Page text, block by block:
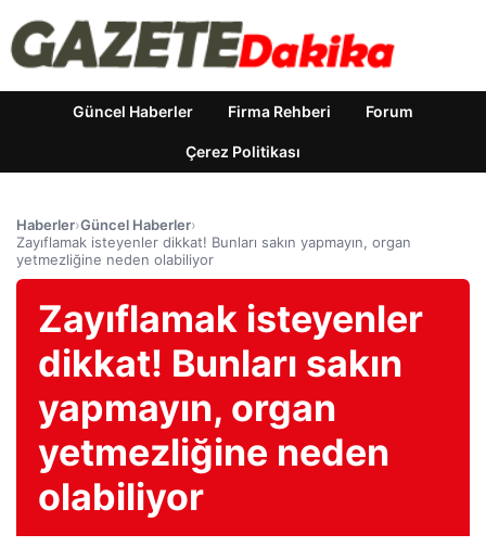
Güncel Haberler Firma Rehberi Forum
Çerez Politikası
Haberler›Güncel Haberler›
Zayıflamak isteyenler dikkat! Bunları sakın yapmayın, organ
yetmezliğine neden olabiliyor
Zayıflamak isteyenler
dikkat! Bunları sakın
yapmayın, organ
yetmezliğine neden
olabiliyor